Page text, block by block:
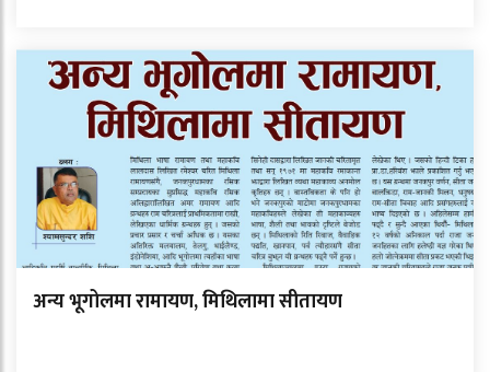
अन्य भूगोलमा रामायण, मिथिलामा सीतायण